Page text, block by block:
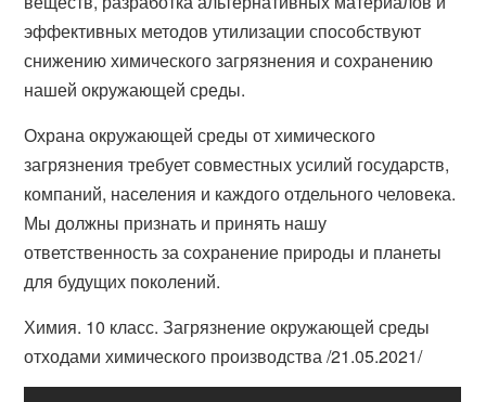
эффективных методов утилизации способствуют
снижению химического загрязнения и сохранению
нашей окружающей среды.
Охрана окружающей среды от химического
загрязнения требует совместных усилий государств,
компаний, населения и каждого отдельного человека.
Мы должны признать и принять нашу
ответственность за сохранение природы и планеты
для будущих поколений.
Химия. 10 класс. Загрязнение окружающей среды
отходами химического производства /21.05.2021/